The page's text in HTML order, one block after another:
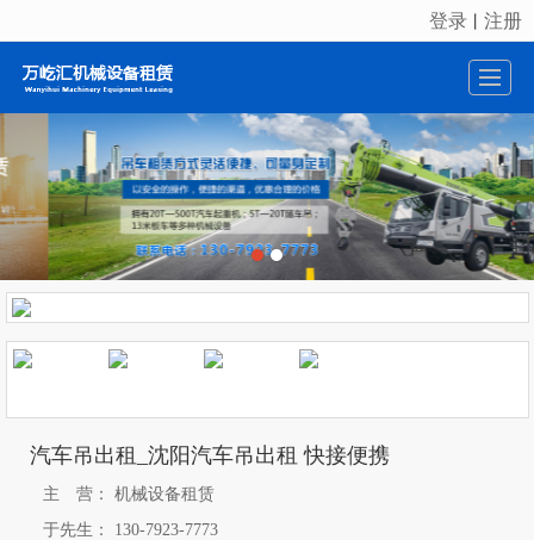
很遗憾，因您的浏览器版本过低导致无法获得最佳浏览体验，推荐下载安装谷歌浏览器！
登录 丨 注册
汽车吊出租_沈阳汽车吊出租 快接便携
主 营：
机械设备租赁
于先生：
130-7923-7773